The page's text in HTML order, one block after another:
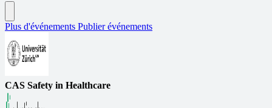
Plus d'événements Publier événements
CAS Safety in Healthcare